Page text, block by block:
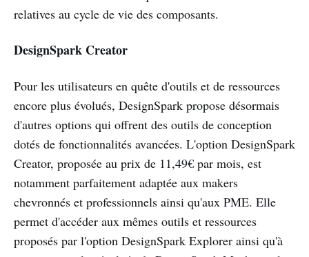
relatives au cycle de vie des composants.
DesignSpark Creator
Pour les utilisateurs en quête d'outils et de ressources
encore plus évolués, DesignSpark propose désormais
d'autres options qui offrent des outils de conception
dotés de fonctionnalités avancées. L'option DesignSpark
Creator, proposée au prix de 11,49€ par mois, est
notamment parfaitement adaptée aux makers
chevronnés et professionnels ainsi qu'aux PME. Elle
permet d'accéder aux mêmes outils et ressources
proposés par l'option DesignSpark Explorer ainsi qu'à